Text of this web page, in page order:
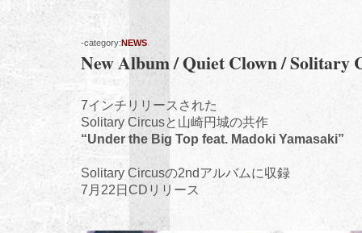
-category:NEWS
New Album / Quiet Clown / Solitary
7インチリリースされた
Solitary Circusと山崎円城の共作
“Under the Big Top feat. Madoki Yamasaki”
Solitary Circusの2ndアルバムに収録
7月22日CDリリース